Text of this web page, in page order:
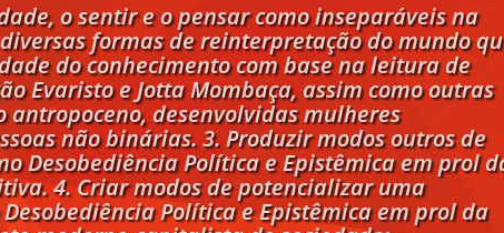
o sentir e o pensar como inseparáveis na
formas de reinterpretação do mundo
do conhecimento com base na leitura de
Evaristo e Jotta Mombaça, assim como outras
desenvolvidas mulheres
não binárias. 3. Produzir modos outros de
Desobediência Política e Epistêmica em prol
4. Criar modos de potencializar uma
Política e Epistêmica em prol da